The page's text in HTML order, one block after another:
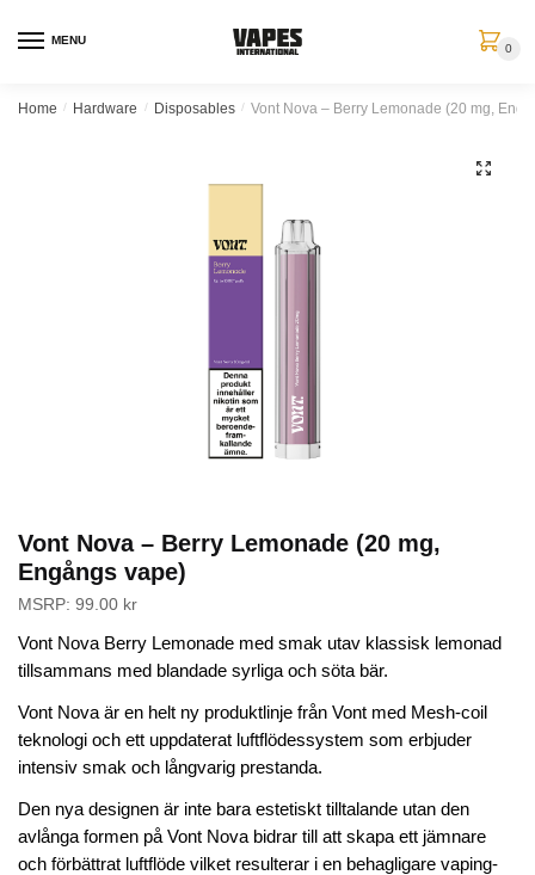
MENU
0
Home / Hardware / Disposables / Vont Nova – Berry Lemonade (20 mg,
🔍
Vont Nova – Berry Lemonade (20 mg,
Engångs vape)
MSRP: 99.00 kr
Vont Nova Berry Lemonade med smak utav klassisk lemonad
tillsammans med blandade syrliga och söta bär.
Vont Nova är en helt ny produktlinje från Vont med Mesh-coil
teknologi och ett uppdaterat luftflödessystem som erbjuder
intensiv smak och långvarig prestanda.
Den nya designen är inte bara estetiskt tilltalande utan den
avlånga formen på Vont Nova bidrar till att skapa ett jämnare
och förbättrat luftflöde vilket resulterar i en behagligare vaping-